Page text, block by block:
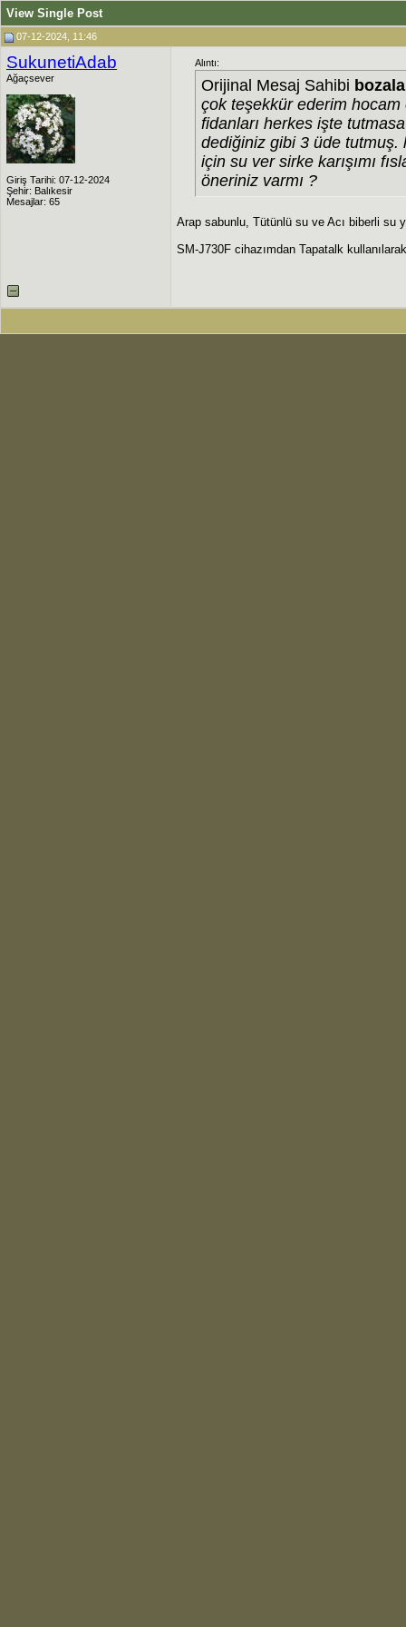
View Single Post
07-12-2024, 11:46
SukunetiAdab
Ağaçsever
Giriş Tarihi: 07-12-2024
Şehir: Balıkesir
Mesajlar: 65
Alıntı:
Orijinal Mesaj Sahibi
çok teşekkür ederim
fidanları herkes işte
dediğiniz gibi 3 üde tutmuş.
için su ver sirke karışımı
öneriniz varmı ?
Arap sabunlu, Tütünlü su ve Acı biberli su
SM-J730F cihazımdan Tapatalk